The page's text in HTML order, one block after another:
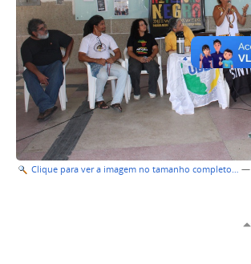
Clique para ver a imagem no tamanho completo… —